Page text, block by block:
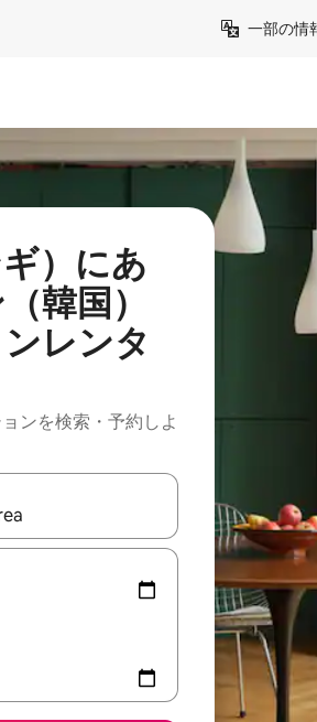
一部の情
）にあ
韓国）
レンタ
ンを検索・予約しよ
の矢印キーを使って移動するか、画面を